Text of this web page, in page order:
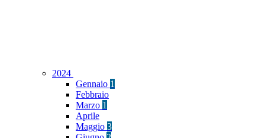
2024
Gennaio 1
Febbraio
Marzo 1
Aprile
Maggio 3